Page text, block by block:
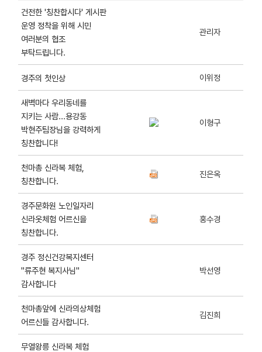
건전한 '칭찬합시다' 게시판
운영 정착을 위해 시민
여러분의 협조
부탁드립니다.
관리자
경주의 첫인상 이위정
새벽마다 우리동네를
지키는 사람...용강동
박현주팀장님을 강력하게
칭찬합니다!
이형구
천마총 신라복 체험,
칭찬합니다.
진은옥
경주문화원 노인일자리
신라옷체험 어르신을
칭찬합니다.
홍수경
경주 정신건강복지센터
"류주현 복지사님"
감사합니다
박선영
천마총앞에 신라의상체험
어르신들 감사합니다.
김진희
무열왕릉 신라복 체험